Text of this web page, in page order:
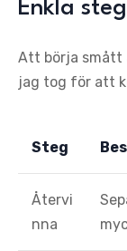
Enkla
Att börja smått
jag tog för att
Steg
Återvi
nna